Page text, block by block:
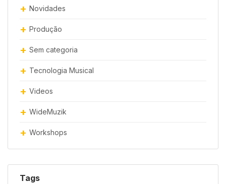
Novidades
Produção
Sem categoria
Tecnologia Musical
Videos
WideMuzik
Workshops
Tags